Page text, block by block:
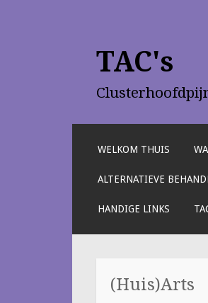
TAC's
WELKOM THUIS
ALTERNATIEVE
HANDIGE LINKS
(Huis)Arts